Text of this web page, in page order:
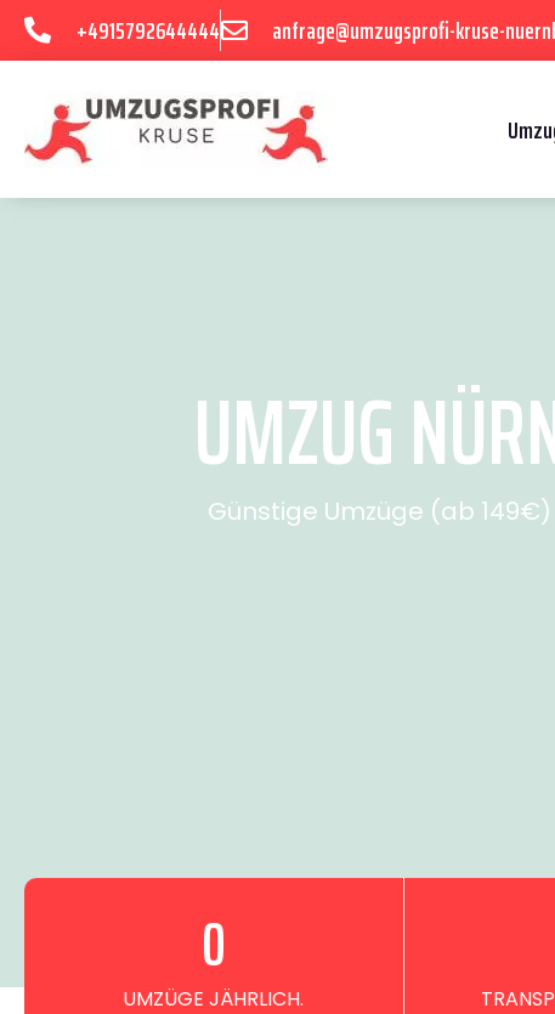
+4915792644444 anfrage@umzugsprofi-kruse-
UMZUG
Günstige Umzüge (ab
UMZÜGE JÄHRLICH.
0